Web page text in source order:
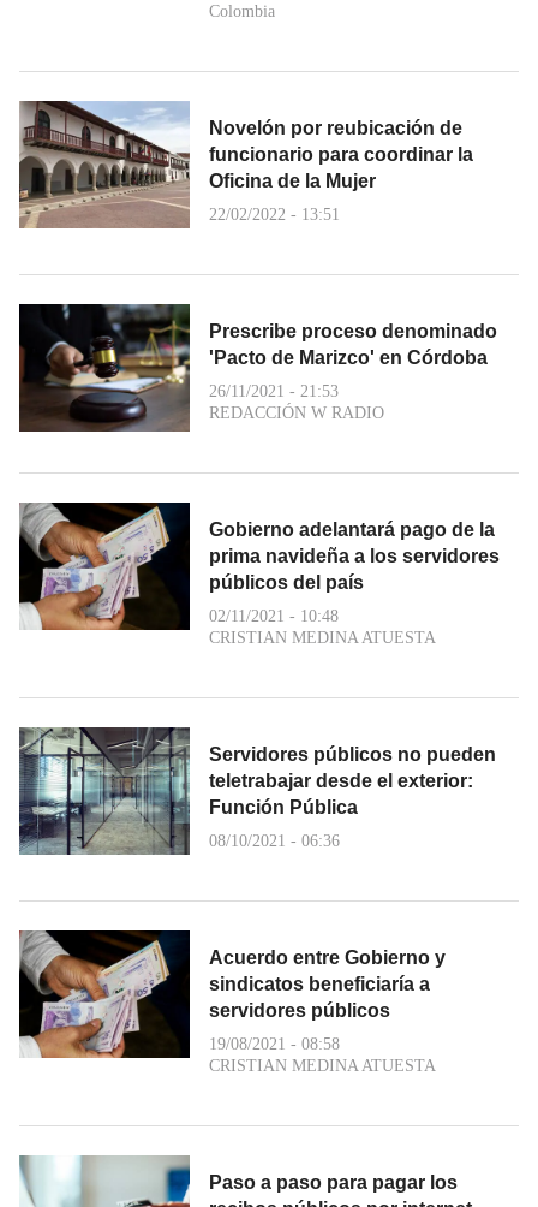
Colombia
Novelón por reubicación de
funcionario para coordinar la
Oficina de la Mujer
22/02/2022 - 13:51
Prescribe proceso denominado
'Pacto de Marizco' en Córdoba
26/11/2021 - 21:53
REDACCIÓN W RADIO
Gobierno adelantará pago de la
prima navideña a los servidores
públicos del país
02/11/2021 - 10:48
CRISTIAN MEDINA ATUESTA
Servidores públicos no pueden
teletrabajar desde el exterior:
Función Pública
08/10/2021 - 06:36
Acuerdo entre Gobierno y
sindicatos beneficiaría a
servidores públicos
19/08/2021 - 08:58
CRISTIAN MEDINA ATUESTA
Paso a paso para pagar los